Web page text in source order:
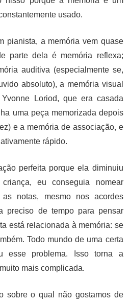
usado.
pianista, a memória vem quase
parte dela é memória reflexa;
auditiva (especialmente se,
absoluto), a memória visual
Loriod, que era casada
uma peça memorizada depois
e a memória de associação, e
rápido.
perfeita porque ela diminuiu
eu conseguia nomear
as notas, mesmo nos acordes
preciso de tempo para pensar
está relacionada à memória: se
Todo mundo de uma certa
esse problema. Isso torna a
mais complicada.
sobre o qual não gostamos de